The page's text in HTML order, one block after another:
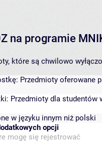
na programie
które są chwilowo
Przedmioty oferowane
Przedmioty dla studentów
w języku innym niż polski
opcji
mogę się rejestrować